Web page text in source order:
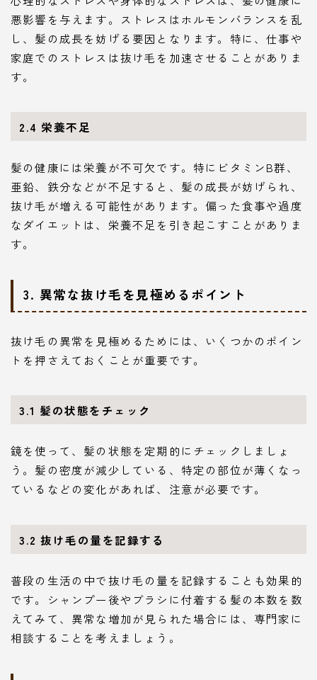
悪影響を与えます。ストレスはホルモンバランスを乱
し、髪の成長を妨げる要因となります。特に、仕事や
家庭でのストレスは抜け毛を加速させることがありま
す。
2.4 栄養不足
髪の健康には栄養が不可欠です。特にビタミンB群、
亜鉛、鉄分などが不足すると、髪の成長が妨げられ、
抜け毛が増える可能性があります。偏った食事や過度
なダイエットは、栄養不足を引き起こすことがありま
す。
3. 異常な抜け毛を見極めるポイント
抜け毛の異常を見極めるためには、いくつかのポイン
トを押さえておくことが重要です。
3.1 髪の状態をチェック
鏡を使って、髪の状態を定期的にチェックしましょ
う。髪の密度が減少している、特定の部位が薄くなっ
ているなどの変化があれば、注意が必要です。
3.2 抜け毛の量を記録する
普段の生活の中で抜け毛の量を記録することも効果的
です。シャンプー後やブラシに付着する髪の本数を数
えてみて、異常な増加が見られた場合には、専門家に
相談することを考えましょう。